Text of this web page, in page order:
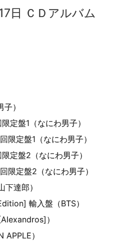
日 ＣＤアルバム
）
定盤1（なにわ男子）
限定盤1（なにわ男子）
定盤2（なにわ男子）
限定盤2（なにわ男子）
下達郎）
輸入盤（BTS）
）
APPLE）